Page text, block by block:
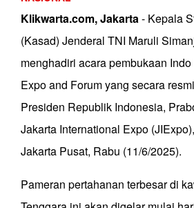
Klikwarta.com, Jakarta- Kepala
(Kasad) Jenderal TNI Maruli
menghadiri acara pembukaan
Expo and Forum yang secara
Presiden Republik Indonesia,
Jakarta International Expo
Jakarta Pusat, Rabu (11/6/2025).
Pameran pertahanan terbesar di